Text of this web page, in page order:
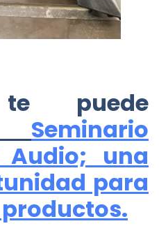
puede
Seminario
Audio; una
para